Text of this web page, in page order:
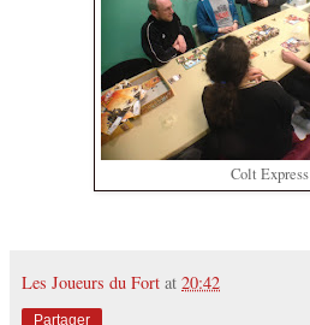
Colt Express
Les Joueurs du Fort at 20:42
Partager